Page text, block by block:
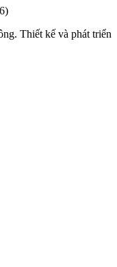
Thiết kế và phát triển